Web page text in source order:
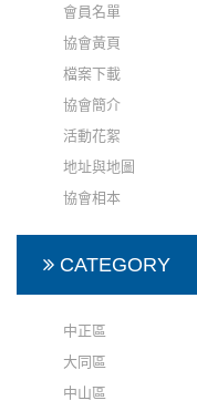
會員名單
協會黃頁
檔案下載
協會簡介
活動花絮
地址與地圖
協會相本
CATEGORY
中正區
大同區
中山區